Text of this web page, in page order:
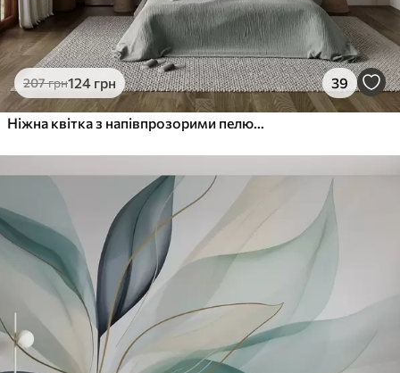
207грн124 грн 39